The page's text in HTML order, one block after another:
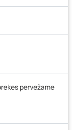
Kaunas
pervežame